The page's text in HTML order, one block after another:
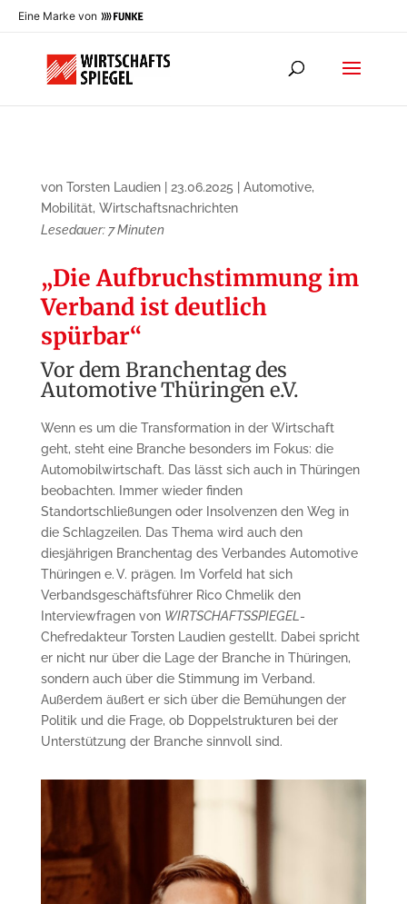
Eine Marke von
von Torsten Laudien| 23.06.2025 Automotive,
Mobilität, Wirtschaftsnachrichten
Lesedauer: 7 Minuten
„Die Aufbruchstimmung im
Verband ist deutlich
spürbar“
Vor dem Branchentag des
Automotive Thüringen e.V.
Wenn es um die Transformation in der Wirtschaft
geht, steht eine Branche besonders im Fokus: die
Automobilwirtschaft. Das lässt sich auch in Thüringen
beobachten. Immer wieder finden
Standortschließungen oder Insolvenzen den Weg in
die Schlagzeilen. Das Thema wird auch den
diesjährigen Branchentag des Verbandes Automotive
Thüringen e. V. prägen. Im Vorfeld hat sich
Verbandsgeschäftsführer Rico Chmelik den
Interviewfragen von WIRTSCHAFTSSPIEGEL -
Chefredakteur Torsten Laudien gestellt. Dabei spricht
er nicht nur über die Lage der Branche in Thüringen,
sondern auch über die Stimmung im Verband.
Außerdem äußert er sich über die Bemühungen der
Politik und die Frage, ob Doppelstrukturen bei der
Unterstützung der Branche sinnvoll sind.